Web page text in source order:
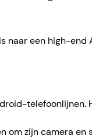
naar een high-
om zijn camera en